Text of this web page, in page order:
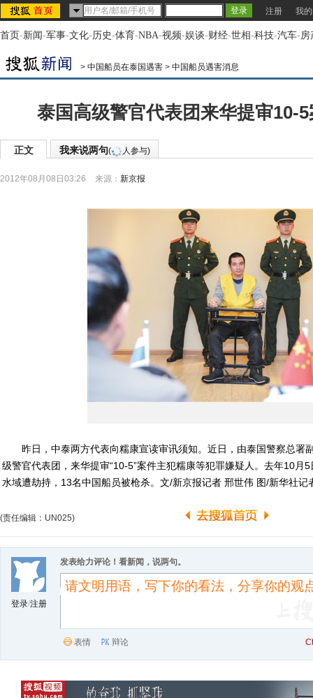
注册 我
首页-新闻-军事-文化-历史-体育-NBA-视频-娱谈-财经-世相-科技-汽车-房
> 中国船员在泰国遇害 > 中国船员遇害消息
泰国高级警官代表团来华提审10-
正文 我来说两句( 人参与)
2012年08月08日03:26 来源： 新京报
昨日，中泰两方代表向糯康宣读审讯须知。近日，由泰国警察总署
级警官代表团，来华提审“10-5”案件主犯糯康等犯罪嫌疑人。去年10月
水域遭劫持，13名中国船员被枪杀。文/新京报记者 邢世伟 图/新华社记
(责任编辑：UN025)
登录/注册
发表给力评论！看新闻，说两句。
表情 辩论